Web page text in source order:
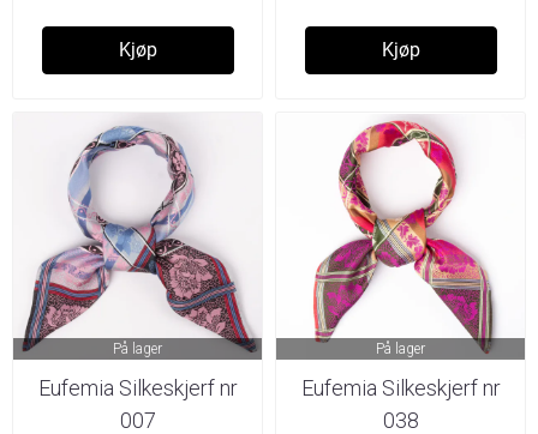
Kjøp Kjøp
På lager
Eufemia Silkeskjerf nr
007
På lager
Eufemia Silkeskjerf nr
038